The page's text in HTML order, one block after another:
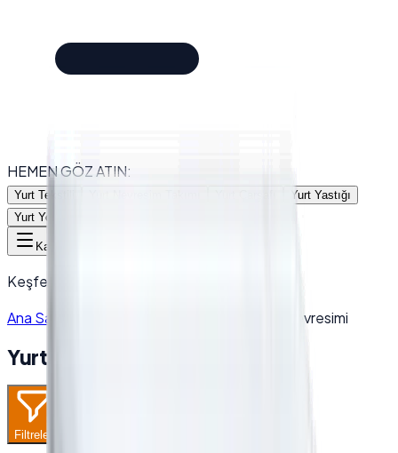
HEMEN GÖZ ATIN:
Yurt Tekstili
Yurt Yastığı
Yurt Yorganı
Kategoriler
Keşfetmek için bir kategori seçin
Ana Sayfa
Yurt Nevresimi
Yurt Nevresimi
Filtreler